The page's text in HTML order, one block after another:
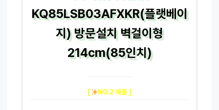
KQ85LSB03AFXKR(플랫베이
지) 방문설치 벽걸이형
214cm(85인치)
[ NO.2 제품 ]